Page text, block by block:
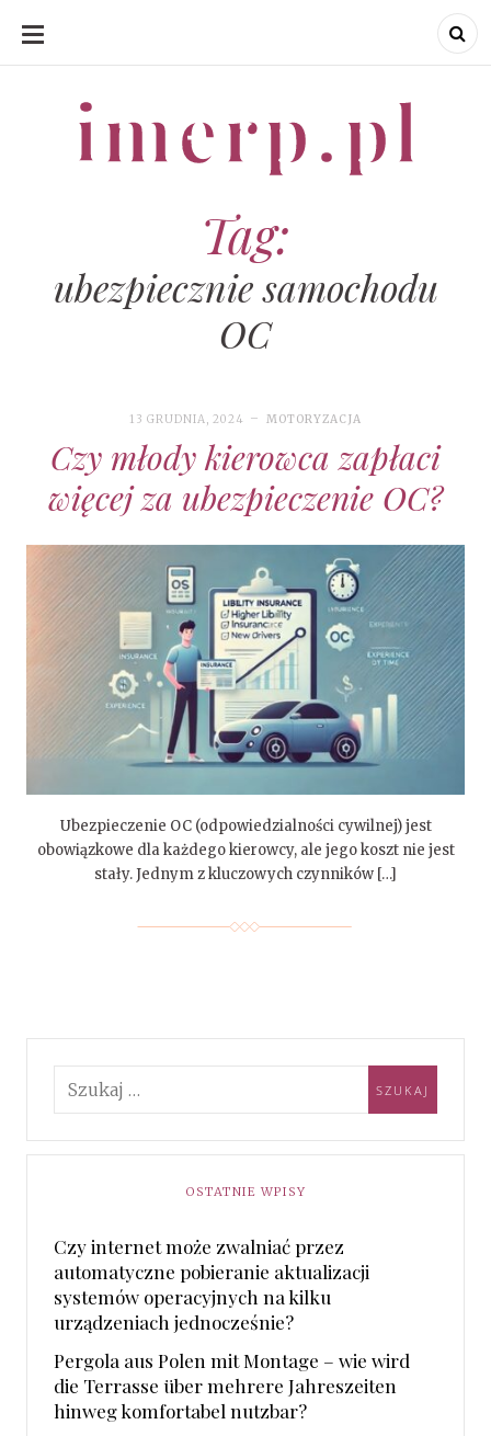
SKIP
CONTENT
imerp.pl
Tag:
ubezpiecznie samochodu
OC
13 GRUDNIA, 2024 MOTORYZACJA
Czy młody kierowca zapłaci
więcej za ubezpieczenie OC?
Ubezpieczenie OC (odpowiedzialności cywilnej) jest
obowiązkowe dla każdego kierowcy, ale jego koszt nie jest
stały. Jednym z kluczowych czynników […]
OSTATNIE WPISY
Czy internet może zwalniać przez
automatyczne pobieranie aktualizacji
systemów operacyjnych na kilku
urządzeniach jednocześnie?
Pergola aus Polen mit Montage – wie wird
die Terrasse über mehrere Jahreszeiten
hinweg komfortabel nutzbar?